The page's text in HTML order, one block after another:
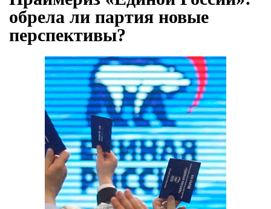
обрела ли партия новые
перспективы?